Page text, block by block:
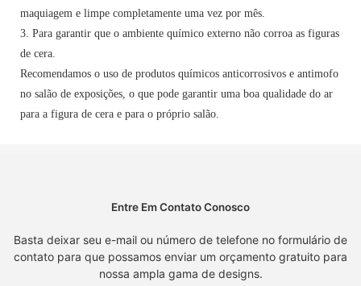
maquiagem e limpe completamente uma vez por mês.
3. Para garantir que o ambiente químico externo não corroa as figuras
de cera.
Recomendamos o uso de produtos químicos anticorrosivos e antimofo
no salão de exposições, o que pode garantir uma boa qualidade do ar
para a figura de cera e para o próprio salão.
Entre Em Contato Conosco
Basta deixar seu e-mail ou número de telefone no formulário de
contato para que possamos enviar um orçamento gratuito para
nossa ampla gama de designs.